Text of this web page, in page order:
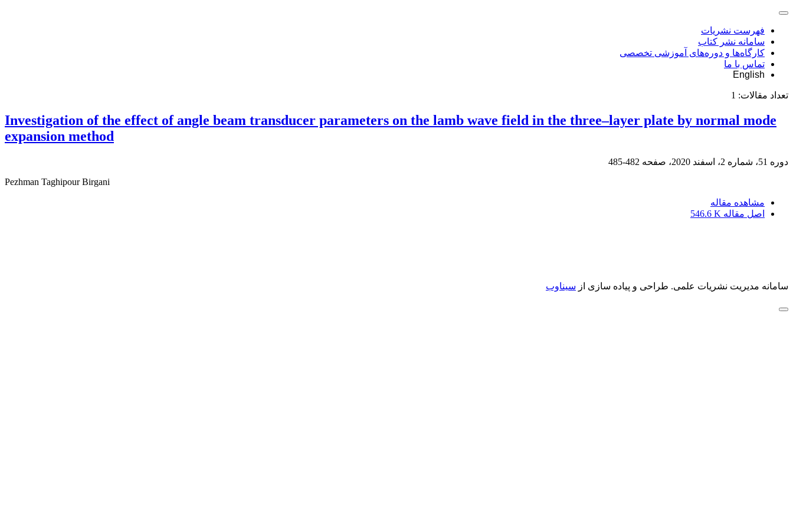
فهرست نشریات
سامانه نشر کتاب
کارگاه‌ها و دوره‌های آموزشی تخصصی
تماس با ما
English
تعداد مقالات: 1
Investigation of the effect of angle beam transducer parameters on the lamb wave field in the three–layer plate by normal mode
expansion method
دوره 51، شماره 2، اسفند 2020، صفحه
482-485
Pezhman Taghipour Birgani
مشاهده مقاله
اصل مقاله 546.6 K
سامانه مدیریت نشریات علمی. طراحی و پیاده سازی از سیناوب